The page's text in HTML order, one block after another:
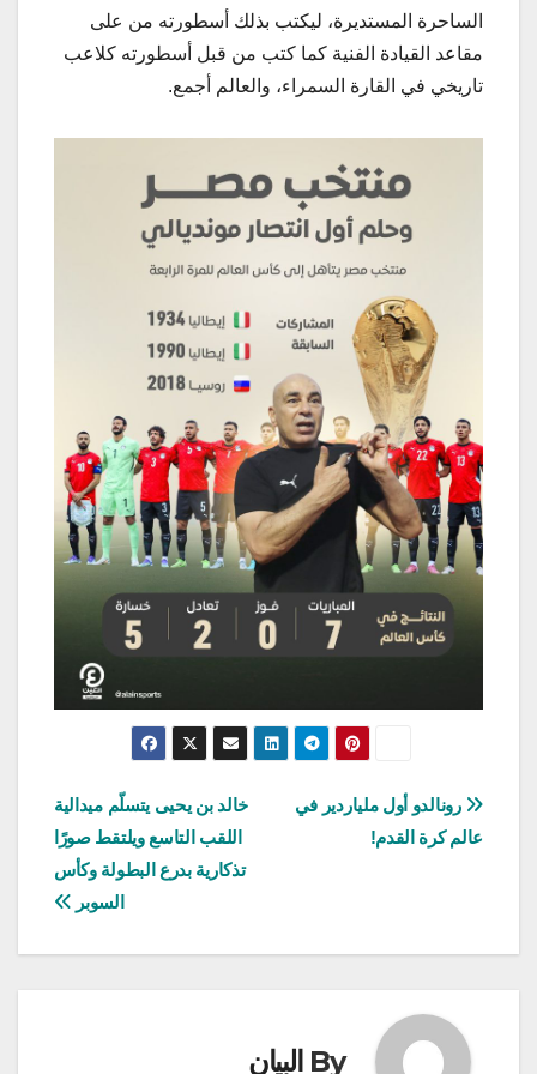
الساحرة المستديرة، ليكتب بذلك أسطورته من على
مقاعد القيادة الفنية كما كتب من قبل أسطورته كلاعب
تاريخي في القارة السمراء، والعالم أجمع.
تصفّح
المقالات
خالد بن يحيى يتسلّم ميدالية
اللقب التاسع ويلتقط صورًا
تذكارية بدرع البطولة وكأس
السوبر
رونالدو أول ملياردير في
عالم كرة القدم!
By البيان